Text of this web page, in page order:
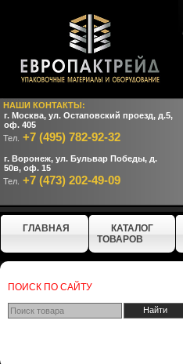
НАШИ КОНТАКТЫ:
г. Москва, ул. Остаповский проезд, д.5,
оф. 405
Тел. +7 (495) 782-92-32
г. Воронеж, ул. Бульвар Победы, д.
50в, оф. 15
Тел. +7 (473) 202-49-09
ГЛАВНАЯ
КАТАЛОГ
ТОВАРОВ
ПОИСК ПО САЙТУ